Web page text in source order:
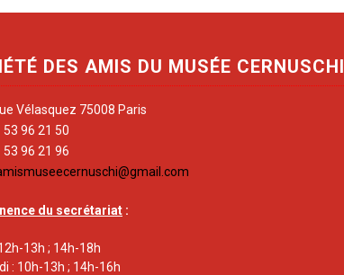
DES AMIS DU MUSÉE CERNUSCHI
Vélasquez 75008 Paris
53 96 21 50
53 96 21 96
du secrétariat :
13h ; 14h-18h
: 10h-13h ; 14h-16h